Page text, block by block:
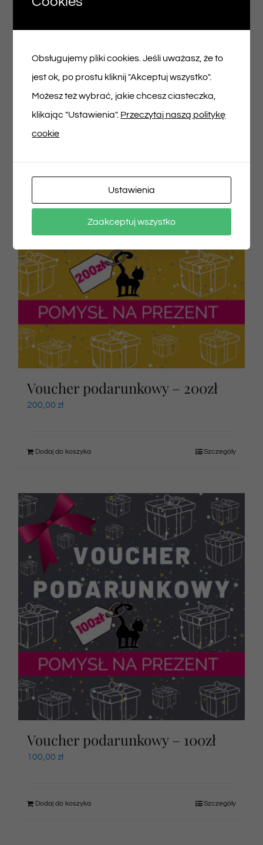
Voucher podarunkowy – 150zł
150,00
Dodaj do koszyka Szczegóły
Voucher podarunkowy – 200zł
200,00 zł
Dodaj do koszyka Szczegóły
Voucher podarunkowy – 100zł
100,00 zł
Dodaj do koszyka Szczegóły
Obsługujemy pliki cookies. Jeśli uważasz, że to
jest ok, po prostu kliknij "Akceptuj wszystko".
Możesz też wybrać, jakie chcesz ciasteczka,
klikając "Ustawienia". Przeczytaj naszą politykę
cookie
Ustawienia
Zaakceptuj wszystko